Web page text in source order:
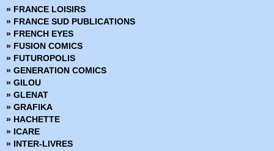
» Choker
» Chroniques de Corum
» Chroniques de Groom Lake
» Cinder & Ashe
» ClaSSwar
» Clear
» Clone
» Clones
» Clyde fans
» Codeflesh
» Collection Outsider
» Corps de pierre
» FRANCE LOISIRS
» FRANCE SUD PUBLICATIONS
» FRENCH EYES
» FUSION COMICS
» FUTUROPOLIS
» GENERATION COMICS
» GILOU
» GLENAT
» GRAFIKA
» HACHETTE
» ICARE
» INTER-LIVRES